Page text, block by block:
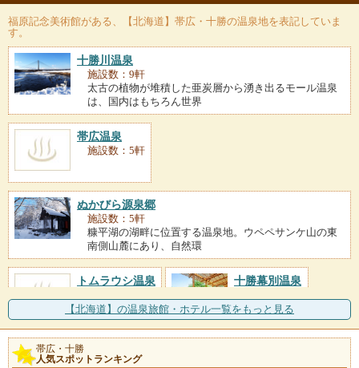
福原記念美術館がある、【北海道】帯広・十勝の温泉地を表記していま
す。
十勝川温泉
施設数：9軒
太古の植物が堆積した亜炭層から湧き出るモール温泉
は、国内はもちろん世界
帯広温泉
施設数：5軒
ぬかびら源泉郷
施設数：5軒
糠平湖の湖畔に位置する温泉地。ウペペサンケ山の東
南側山麓にあり、自然環
トムラウシ温泉 十勝幕別温泉
【北海道】の温泉旅館・ホテル一覧をもっと見る
帯広・十勝
人気スポットランキング